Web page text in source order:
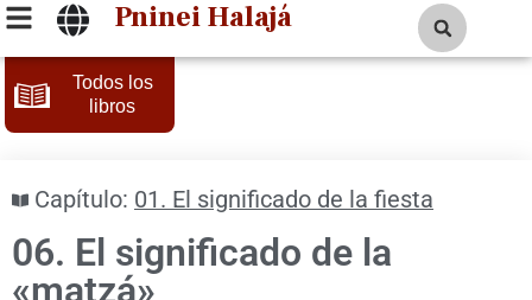
Pninei Halajá
Todos los
libros
Capítulo: 01. El significado de la fiesta
06. El significado de la
«matzá»